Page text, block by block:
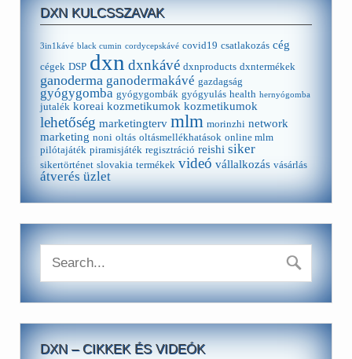
DXN KULCSSZAVAK
3in1kávé black cumin cordycepskávé covid19 csatlakozás cég
cégek DSP dxn dxnkávé dxnproducts dxntermékek
ganoderma ganodermakávé gazdagság
gyógygomba gyógygombák gyógyulás health hernyógomba
jutalék koreai kozmetikumok kozmetikumok
lehetőség marketingterv mlm morinzhi network
marketing noni oltás oltásmellékhatások online mlm
pilótajáték piramisjáték regisztráció reishi siker
sikertörténet slovakia termékek videó vállalkozás vásárlás
átverés üzlet
DXN – CIKKEK ÉS VIDEÓK